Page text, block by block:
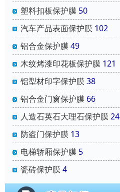
塑料扣板保护膜 50
汽车产品表面保护膜 102
铝合金保护膜49
木纹烤漆印花板保护膜 121
铝型材印字保护膜38
铝合金门窗保护膜 66
人造石英石大理石保护膜24
防盗门保护膜 13
电梯轿厢保护膜 5
瓷砖保护膜4